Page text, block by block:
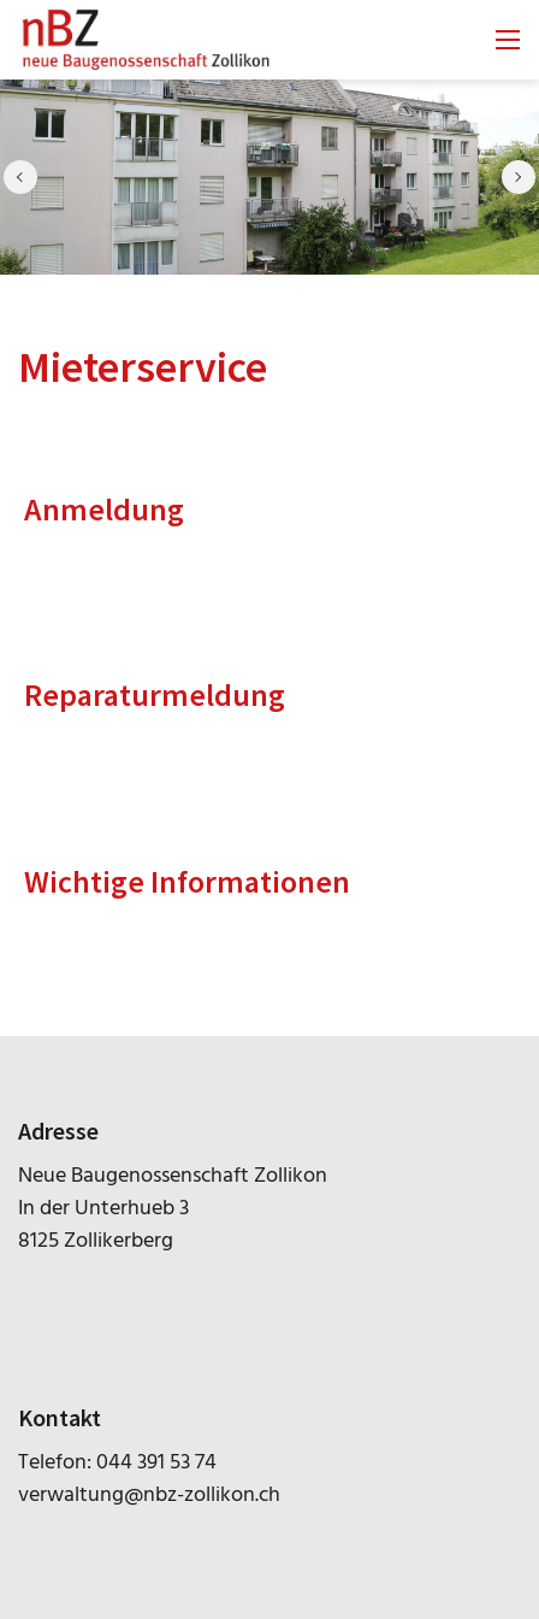
Mieterservice
Anmeldung
Reparaturmeldung
Wichtige Informationen
Adresse
Neue Baugenossenschaft Zollikon
In der Unterhueb 3
8125 Zollikerberg
Kontakt
Telefon:044 391 53 74
verwaltung@nbz-zollikon.ch